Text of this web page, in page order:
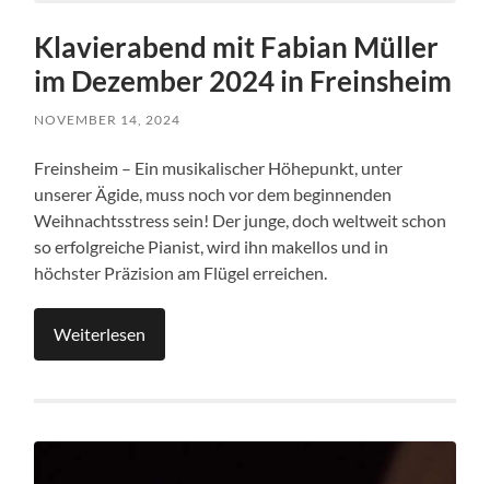
Klavierabend mit Fabian Müller
im Dezember 2024 in Freinsheim
NOVEMBER 14, 2024
Freinsheim – Ein musikalischer Höhepunkt, unter
unserer Ägide, muss noch vor dem beginnenden
Weihnachtsstress sein! Der junge, doch weltweit schon
so erfolgreiche Pianist, wird ihn makellos und in
höchster Präzision am Flügel erreichen.
Weiterlesen